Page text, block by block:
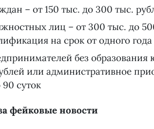
– от 150 тыс. до 300 тыс.
лиц – от 300 тыс. до
на срок от одного года
без
или административное
суток
фейковые новости